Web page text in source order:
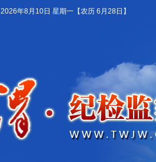
2026年8月10日 星期一 【农历 6月28日】